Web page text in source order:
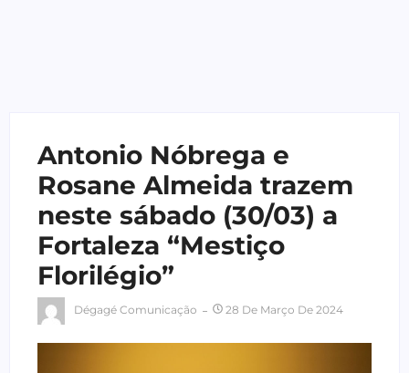
Antonio Nóbrega e
Rosane Almeida trazem
neste sábado (30/03) a
Fortaleza “Mestiço
Florilégio”
Dégagé Comunicação 28 De Março De 2024